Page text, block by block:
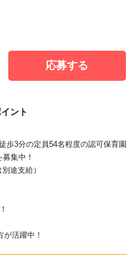
応募する
ント
歩3分の定員54名程度の認可保育園
集中！
途支給）
活躍中！